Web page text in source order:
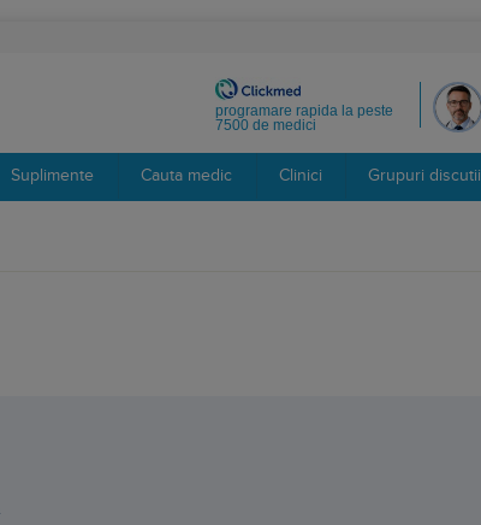
programare rapida la peste
7500 de medici
Suplimente Cauta medic Clinici Grupuri discutii